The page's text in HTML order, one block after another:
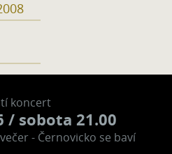
koncert
/ sobota 21.00
- Černovicko se baví